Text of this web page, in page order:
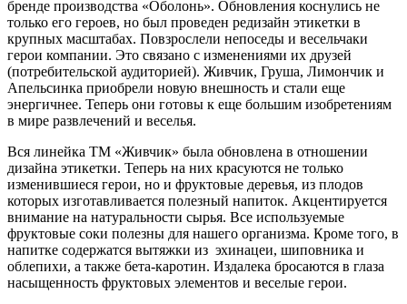
бренде производства «Оболонь». Обновления коснулись не
только его героев, но был проведен редизайн этикетки в
крупных масштабах. Повзрослели непоседы и весельчаки
герои компании. Это связано с изменениями их друзей
(потребительской аудиторией). Живчик, Груша, Лимончик и
Апельсинка приобрели новую внешность и стали еще
энергичнее. Теперь они готовы к еще большим изобретениям
в мире развлечений и веселья.
Вся линейка ТМ «Живчик» была обновлена в отношении
дизайна этикетки. Теперь на них красуются не только
изменившиеся герои, но и фруктовые деревья, из плодов
которых изготавливается полезный напиток. Акцентируется
внимание на натуральности сырья. Все используемые
фруктовые соки полезны для нашего организма. Кроме того, в
напитке содержатся вытяжки из эхинацеи, шиповника и
облепихи, а также бета-каротин. Издалека бросаются в глаза
насыщенность фруктовых элементов и веселые герои.